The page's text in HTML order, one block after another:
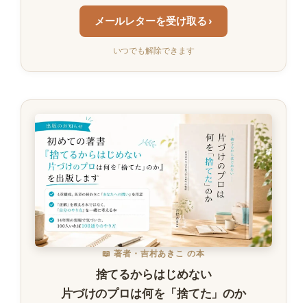
メールレターを受け取る ›
いつでも解除できます
📖 著者・吉村あきこ の本
捨てるからはじめない
片づけのプロは何を「捨てた」のか